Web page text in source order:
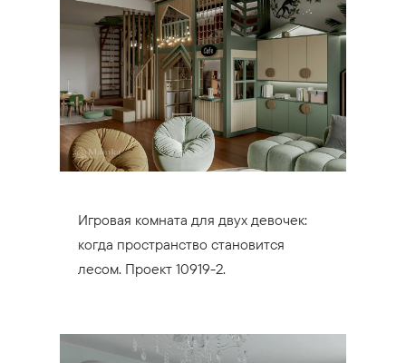
Игровая комната для двух девочек:
когда пространство становится
лесом. Проект 10919-2.